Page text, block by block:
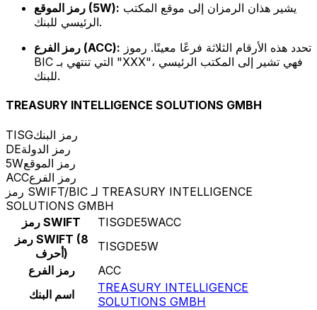
رمز الموقع (5W):
الرئيسي للبنك.
رمز الفرع (ACC):
BIC التي تنتهي بـ "XXX"، فهي تشير إلى المكتب الرئيسي
للبنك.
TREASURY INTELLIGENCE SOLUTIONS GMBH
TISGرمز البنك
DEرمز الدولة
5Wرمز الموقع
ACCرمز الفرع
رمز SWIFT/BIC لـ TREASURY INTELLIGENCE
SOLUTIONS GMBH
رمز SWIFT
TISGDE5WACC
رمز SWIFT (8
أحرف)
TISGDE5W
رمز الفرع
ACC
اسم البنك
TREASURY INTELLIGENCE
SOLUTIONS GMBH